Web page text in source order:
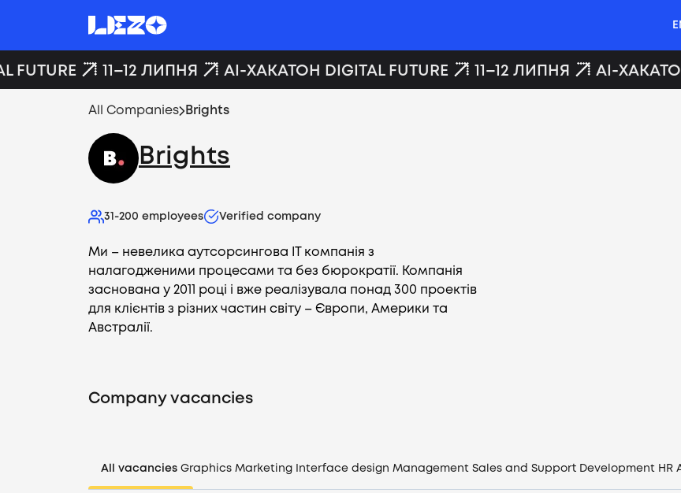
Login
11–12 ЛИПНЯ AI-ХАКАТОН DIGITAL FUTURE 11–12 ЛИПНЯ AI-ХАКАТОН
All Companies Brights
Brights
31-200 employees Verified company
Ми – невелика аутсорсингова IT компанія з
налагодженими процесами та без бюрократії. Компанія
заснована у 2011 році і вже реалізувала понад 300 проектів
для клієнтів з різних частин світу – Європи, Америки та
Австралії.
Company vacancies
All vacancies Graphics Marketing Interface design Management Sales and Support Development HR